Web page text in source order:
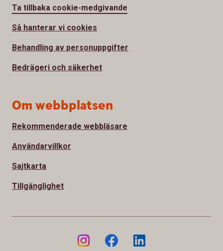
Ta tillbaka cookie-medgivande
Så hanterar vi cookies
Behandling av personuppgifter
Bedrägeri och säkerhet
Om webbplatsen
Rekommenderade webbläsare
Användarvillkor
Sajtkarta
Tillgänglighet